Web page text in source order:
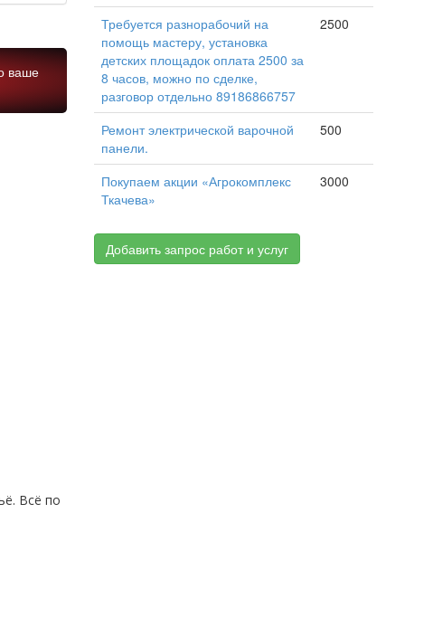
ваше
Требуется разнорабочий на
помощь мастеру, установка
детских площадок оплата 2500 за
8 часов, можно по сделке,
разговор отдельно 89186866757
2500
Ремонт электрической варочной
панели.
500
Покупаем акции «Агрокомплекс
Ткачева»
3000
Добавить запрос работ и услуг